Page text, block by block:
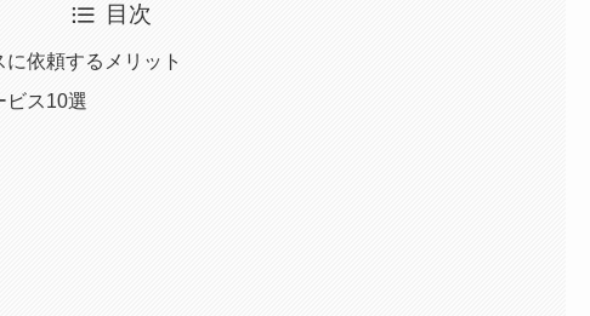
目次
依頼するメリット
ビス10選